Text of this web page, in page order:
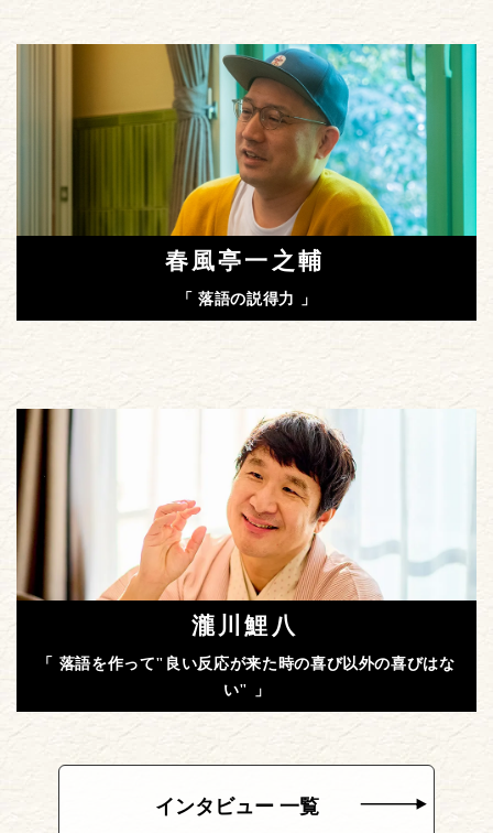
春風亭一之輔
「 落語の説得力 」
瀧川鯉八
「 落語を作って"良い反応が来た時の喜び以外の喜びはな
い" 」
インタビュー 一覧